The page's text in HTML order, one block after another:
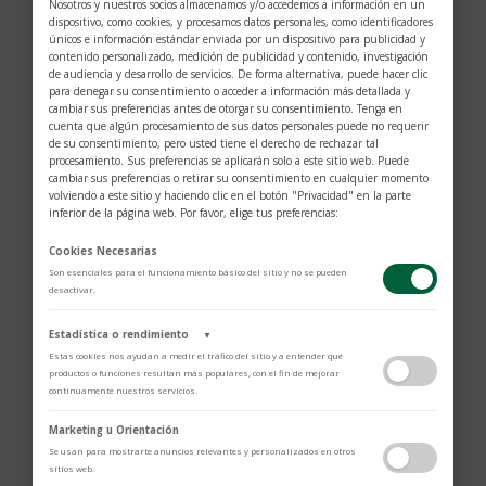
Основные аспекты, которые следует
учитывать при выборе индивидуалки
В выборе индивидуалки важны не только гарантии
конфиденциальности, но и множество других
факторов.
Физическая безопасность
Когда речь заходит о физической безопасности,
важно предварительно оценить обстановку.
Встречи должны происходить в безопасных и
проверенных местах. При выборе индивидуалки
рассмотреть:
Место встречи: Согласуйте с ней, где вы будете
встречаться. Это может быть безопасное
заведение, отель или другое место, где вы
Личные встречи: Если это первая встреча,
выберите общественное место, чтобы
Nosotros y nuestros socios almacenamos y/o accedemos a información en un
dispositivo, como cookies, y procesamos datos personales, como identificadores
únicos e información estándar enviada por un dispositivo para publicidad y
contenido personalizado, medición de publicidad y contenido, investigación
de audiencia y desarrollo de servicios. De forma alternativa, puede hacer clic
para denegar su consentimiento o acceder a información más detallada y
cambiar sus preferencias antes de otorgar su consentimiento. Tenga en
cuenta que algún procesamiento de sus datos personales puede no requerir
de su consentimiento, pero usted tiene el derecho de rechazar tal
procesamiento. Sus preferencias se aplicarán solo a este sitio web. Puede
cambiar sus preferencias o retirar su consentimiento en cualquier momento
volviendo a este sitio y haciendo clic en el botón "Privacidad" en la parte
inferior de la página web. Por favor, elige tus preferencias:
Cookies Necesarias
Son esenciales para el funcionamiento básico del sitio y no se pueden
desactivar.
Estadística o rendimiento
▼
Estas cookies nos ayudan a medir el tráfico del sitio y a entender qué
productos o funciones resultan más populares, con el fin de mejorar
continuamente nuestros servicios.
Adobe Analytics
Utilizamos Adobe Analytics para recopilar datos de uso anónimos, lo que
nos permite analizar el rendimiento de nuestro contenido y las
Marketing u Orientación
Se usan para mostrarte anuncios relevantes y personalizados en otros
sitios web.